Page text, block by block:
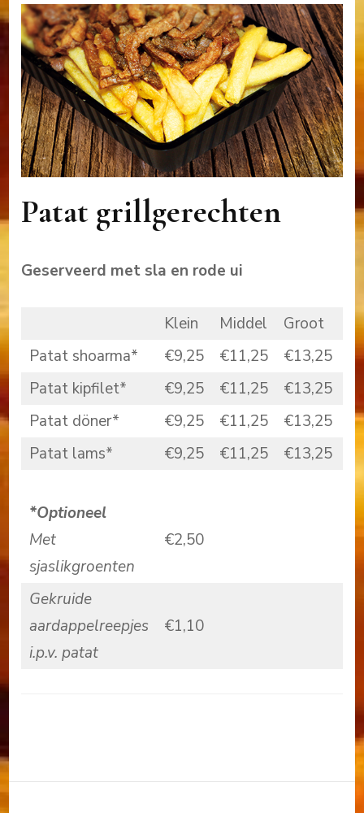
Patat grillgerechten
Geserveerd met sla en rode ui
Klein Middel
Groot
Patat shoarma*
€9,25 €11,25
€13,25
Patat kipfilet*
€9,25 €11,25
€13,25
Patat döner*
€9,25 €11,25
€13,25
Patat lams*
€9,25 €11,25 €13,25
*Optioneel
Met
sjaslikgroenten
€2,50
Gekruide
aardappelreepjes
i.p.v. patat
€1,10